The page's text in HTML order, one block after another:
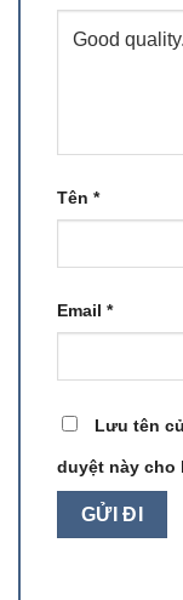
Tên *
Email *
Lưu tên
duyệt này cho